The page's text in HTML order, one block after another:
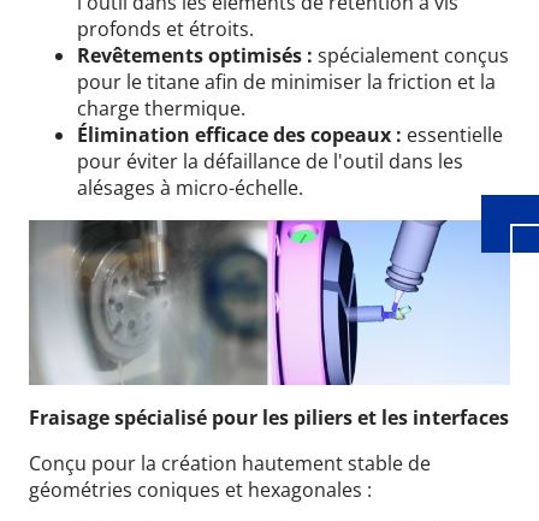
profonds et étroits.
Revêtements optimisés : spécialement conçus
pour le titane afin de minimiser la friction et la
charge thermique.
Élimination efficace des copeaux : essentielle
pour éviter la défaillance de l'outil dans les
alésages à micro-échelle.
Fraisage spécialisé pour les piliers et les interfaces
Conçu pour la création hautement stable de
géométries coniques et hexagonales :